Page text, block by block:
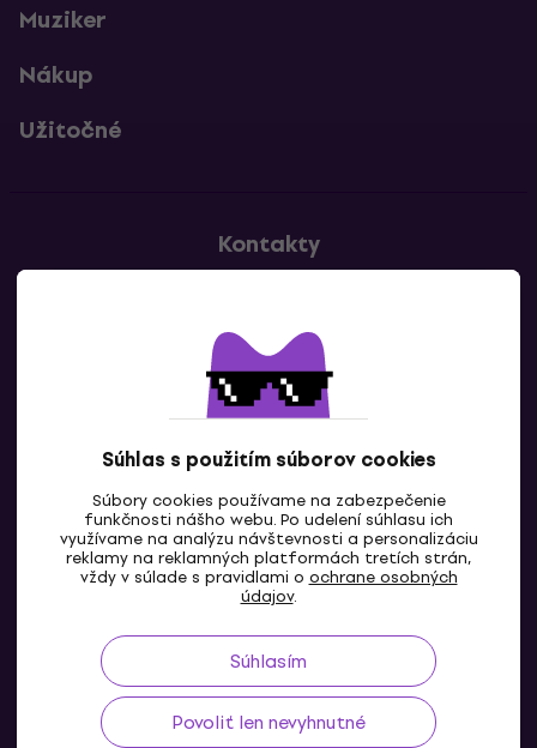
Súhlas s použitím súborov cookies
Súbory cookies používame na zabezpečenie
funkčnosti nášho webu. Po udelení súhlasu ich
využívame na analýzu návštevnosti a personalizáciu
reklamy na reklamných platformách tretích strán,
vždy v súlade s pravidlami o ochrane osobných
údajov.
Súhlasím
Povoliť len nevyhnutné
Muziker
Nákup
Užitočné
Kontakty
SK